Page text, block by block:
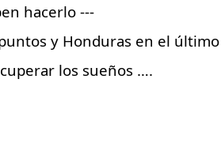
hacerlo ---
y Honduras en el
los sueños ….